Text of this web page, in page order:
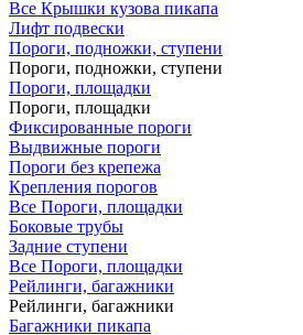
Все Крышки кузова пикапа
Лифт подвески
Пороги, подножки, ступени
Пороги, подножки, ступени
Пороги, площадки
Пороги, площадки
Фиксированные пороги
Выдвижные пороги
Пороги без крепежа
Крепления порогов
Все Пороги, площадки
Боковые трубы
Задние ступени
Все Пороги, площадки
Рейлинги, багажники
Рейлинги, багажники
Багажники пикапа